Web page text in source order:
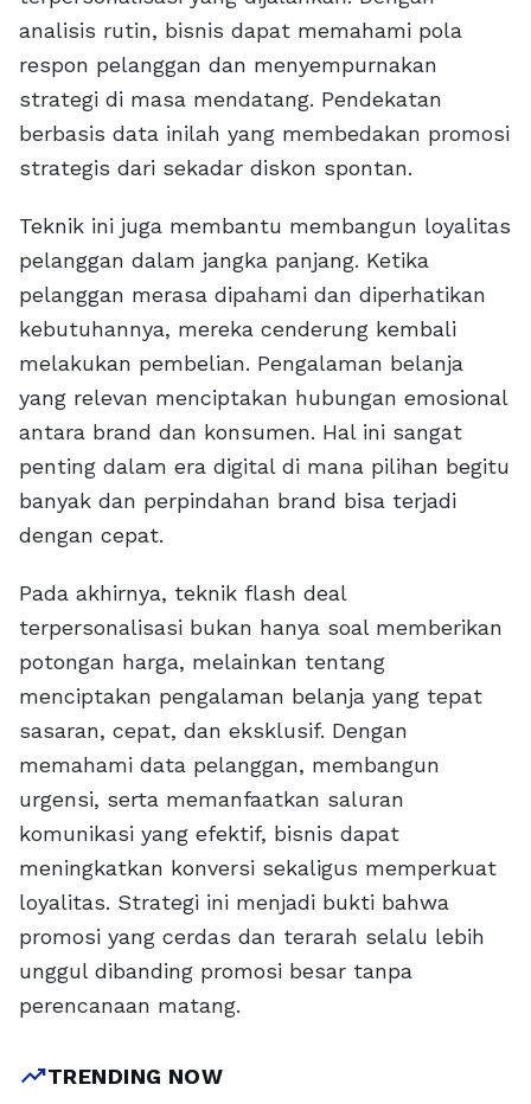
analisis rutin, bisnis dapat memahami pola
respon pelanggan dan menyempurnakan
strategi di masa mendatang. Pendekatan
berbasis data inilah yang membedakan promosi
strategis dari sekadar diskon spontan.
Teknik ini juga membantu membangun loyalitas
pelanggan dalam jangka panjang. Ketika
pelanggan merasa dipahami dan diperhatikan
kebutuhannya, mereka cenderung kembali
melakukan pembelian. Pengalaman belanja
yang relevan menciptakan hubungan emosional
antara brand dan konsumen. Hal ini sangat
penting dalam era digital di mana pilihan begitu
banyak dan perpindahan brand bisa terjadi
dengan cepat.
Pada akhirnya, teknik flash deal
terpersonalisasi bukan hanya soal memberikan
potongan harga, melainkan tentang
menciptakan pengalaman belanja yang tepat
sasaran, cepat, dan eksklusif. Dengan
memahami data pelanggan, membangun
urgensi, serta memanfaatkan saluran
komunikasi yang efektif, bisnis dapat
meningkatkan konversi sekaligus memperkuat
loyalitas. Strategi ini menjadi bukti bahwa
promosi yang cerdas dan terarah selalu lebih
unggul dibanding promosi besar tanpa
perencanaan matang.
trending_upTRENDING NOW